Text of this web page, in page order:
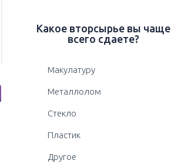
Какое вторсырье вы чаще
всего сдаете?
Макулатуру
Металлолом
Стекло
Пластик
Другое